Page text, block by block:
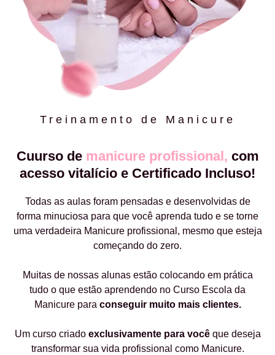
Treinamento de Manicure
Cuurso de manicure profissional, com
acesso vitalício e Certificado Incluso!
Todas as aulas foram pensadas e desenvolvidas de
forma minuciosa para que você aprenda tudo e se torne
uma verdadeira Manicure profissional, mesmo que esteja
começando do zero.
Muitas de nossas alunas estão colocando em prática
tudo o que estão aprendendo no Curso Escola da
Manicure para conseguir muito mais clientes.
Um curso criado exclusivamente para vocêque deseja
transformar sua vida profissional como Manicure.